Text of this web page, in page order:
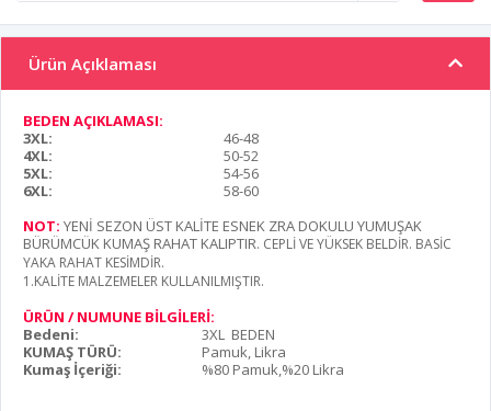
Ürün Açıklaması
BEDEN AÇIKLAMASI:
3XL:
46-48
4XL:
50-52
5XL:
54-56
6XL:
58-60
NOT: YENİ SEZON ÜST KALİTE ESNEK ZRA DOKULU YUMUŞAK
BÜRÜMCÜK KUMAŞ RAHAT KALIPTIR. CEPLİ VE YÜKSEK BELDİR. BASİC
YAKA RAHAT KESİMDİR.
1.KALİTE MALZEMELER KULLANILMIŞTIR.
ÜRÜN / NUMUNE BİLGİLERİ:
Bedeni:
3XL BEDEN
KUMAŞ TÜRÜ:
Pamuk, Likra
Kumaş İçeriği:
%80 Pamuk,%20 Likra